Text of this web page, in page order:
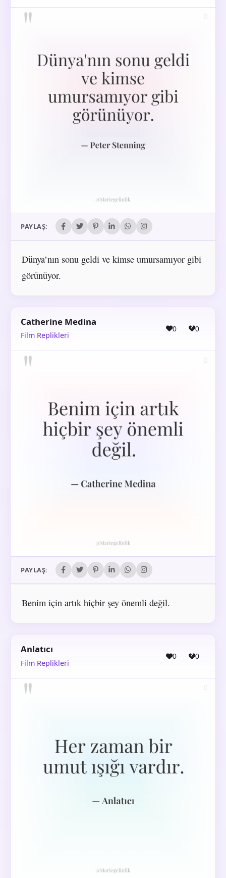
PAYLAŞ:
Dünya’nın sonu geldi ve kimse umursamıyor gibi
görünüyor.
Catherine Medina
Film Replikleri
0 0
PAYLAŞ:
Benim için artık hiçbir şey önemli değil.
Anlatıcı
Film Replikleri
0 0